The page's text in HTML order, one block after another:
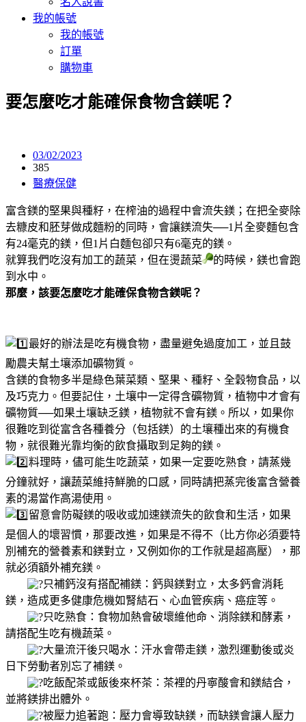
我的帳號
我的帳號
訂單
購物車
要怎麼吃才能確保食物含鎂呢？
03/02/2023
385
醫療保健
富含鎂的堅果與種籽，在榨油的過程中會流失鎂；在把全麥除
去糠皮和胚芽做成麵粉的同時，會讓鎂流失──1片全麥麵包含
有24毫克的鎂，但1片白麵包卻只有6毫克的鎂。
就算我們吃沒有加工的蔬菜，但在燙蔬菜
的時候，鎂也會跑
到水中。
那麼，該要怎麼吃才能確保食物含鎂呢？
最好的辦法是吃有機食物，盡量避免過度加工，並且鼓
勵農夫幫土壤添加礦物質。
含鎂的食物多半是綠色葉菜類、堅果、種籽、全穀物食品，以
及巧克力。但要記住，土壤中一定得含礦物質，植物中才會有
礦物質──如果土壤缺乏鎂，植物就不會有鎂。所以，如果你
很難吃到從富含各種養分（包括鎂）的土壤種出來的有機食
物，就很難光靠均衡的飲食攝取到足夠的鎂。
料理時，儘可能生吃蔬菜，如果一定要吃熟食，請蒸幾
分鐘就好，讓蔬菜維持鮮脆的口感，同時請把蒸完後富含營養
素的湯當作高湯使用。
留意會防礙鎂的吸收或加速鎂流失的飲食和生活，如果
是個人的壞習慣，那要改進，如果是不得不（比方你必須要特
別補充的營養素和鎂對立，又例如你的工作就是超高壓），那
就必須額外補充鎂。
只補鈣沒有搭配補鎂：鈣與鎂對立，太多鈣會消耗
鎂，造成更多健康危機如腎結石、心血管疾病、癌症等。
只吃熟食：食物加熱會破壞維他命、消除鎂和酵素，
請搭配生吃有機蔬菜。
大量流汗後只喝水：汗水會帶走鎂，激烈運動後或炎
日下勞動者別忘了補鎂。
吃飯配茶或飯後來杯茶：茶裡的丹寧酸會和鎂結合，
並將鎂排出體外。
被壓力追著跑：壓力會導致缺鎂，而缺鎂會讓人壓力